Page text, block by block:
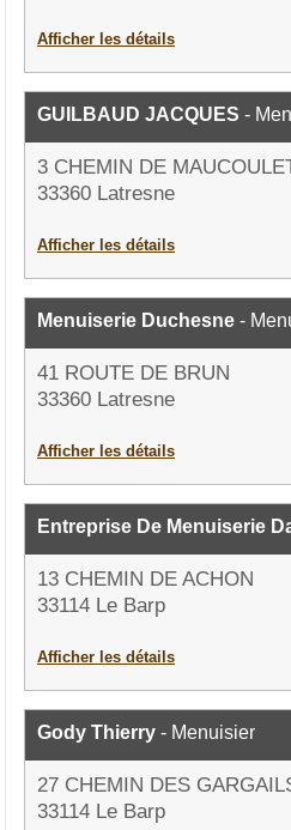
Afficher les détails
GUILBAUD JACQUES -
3 CHEMIN DE
33360 Latresne
Afficher les détails
Menuiserie Duchesne -
41 ROUTE DE BRUN
33360 Latresne
Afficher les détails
Entreprise De Menuiserie
13 CHEMIN DE ACHON
33114 Le Barp
Afficher les détails
Gody Thierry - Menuisier
27 CHEMIN DES
33114 Le Barp